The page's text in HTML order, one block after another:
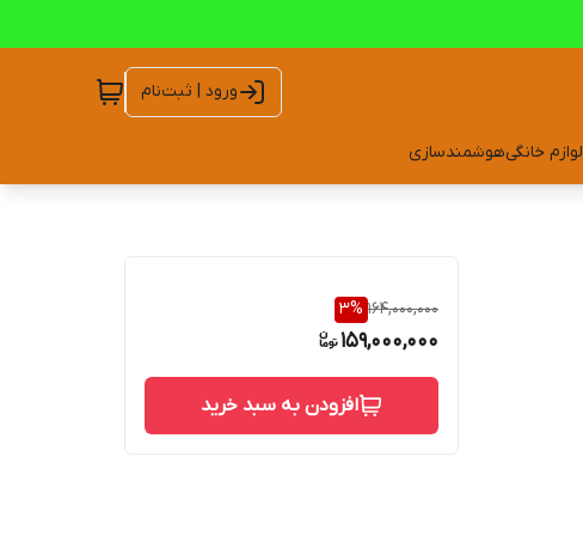
ورود | ثبت‌نام
لوازم خانگیهوشمندسازی
164,000,000
3%
159,000,000
افزودن به سبد خرید